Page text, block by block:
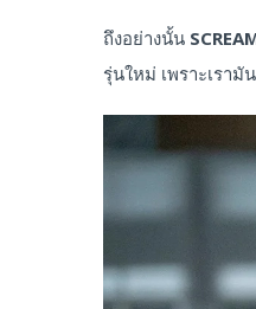
ถึงอย่างนั้น
รุ่นใหม่ เพราะเรา